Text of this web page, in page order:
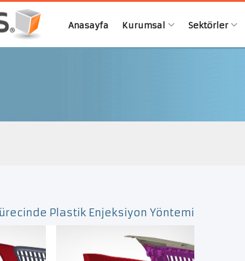
Anasayfa Kurumsal Sektörler
Plastik Enjeksiyon Yöntemi